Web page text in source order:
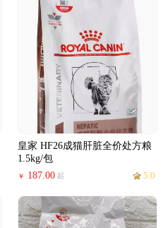
皇家 HF26成猫肝脏全价处方粮
1.5kg/包
￥ 187.00 起 5.0